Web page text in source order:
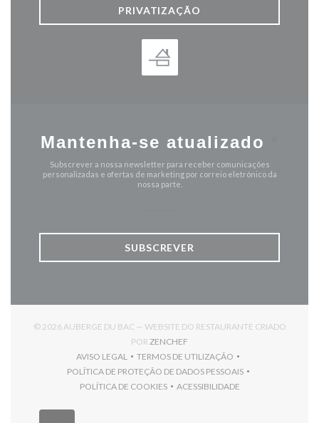
PRIVATIZAÇÃO
Mantenha-se atualizado
Subscrever a nossa newsletter para receber comunicações
personalizadas e ofertas de marketing por correio eletrónico da
nossa parte.
SUBSCREVER
© 2026 AUBERGE DU BAC — WEBSITE DO RESTAURANTE CRIADO
POR ZENCHEF
AVISO LEGAL
((ABRE NUMA NOVA JANELA))
TERMOS DE UTILIZAÇÃO
((ABRE NUMA NOVA JANELA))
POLÍTICA DE PROTEÇÃO DE DADOS PESSOAIS
((ABRE NUMA NOVA JANELA))
POLÍTICA DE COOKIES
((ABRE NUMA NOVA JANELA))
ACESSIBILIDADE
((ABRE NUMA NOVA